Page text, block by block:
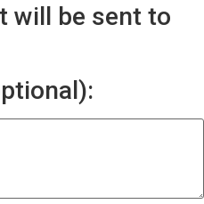
will be sent to